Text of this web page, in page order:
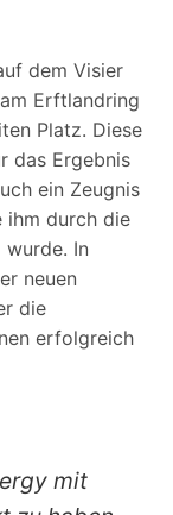
dem Visier
Erftlandring
Platz. Diese
das Ergebnis
ein Zeugnis
ihm durch die
In
neuen
die
erfolgreich
mit